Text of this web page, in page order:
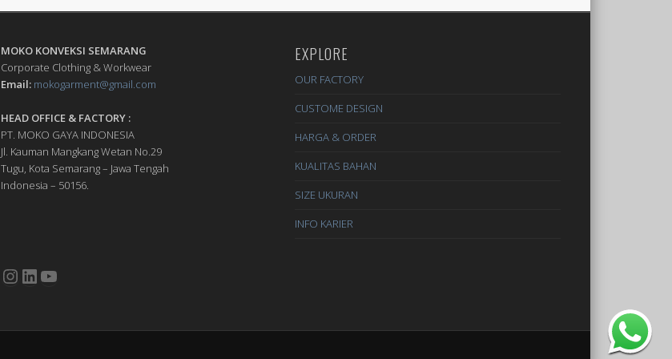
MOKO KONVEKSI SEMARANG
Corporate Clothing & Workwear
Email: mokogarment@gmail.com
HEAD OFFICE & FACTORY :
PT. MOKO GAYA INDONESIA
Jl. Kauman Mangkang Wetan No.29
Tugu, Kota Semarang – Jawa Tengah
Indonesia – 50156.
EXPLORE
OUR FACTORY
CUSTOME DESIGN
HARGA & ORDER
KUALITAS BAHAN
SIZE UKURAN
INFO KARIER
Instagram
LinkedIn
YouTube